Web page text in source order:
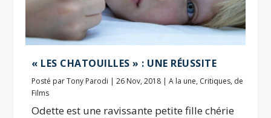
« LES CHATOUILLES » : UNE RÉUSSITE
Posté parTony Parodi |26 Nov, 2018 |A la une, Critiques, de
Films
Odette est une ravissante petite fille chérie